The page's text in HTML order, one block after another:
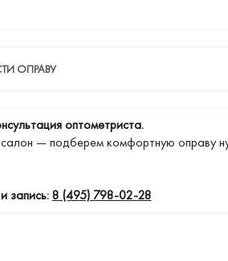
ОПРАВУ
оптометриста.
— подберем комфортную оправу
запись:8 (495) 798-02-28